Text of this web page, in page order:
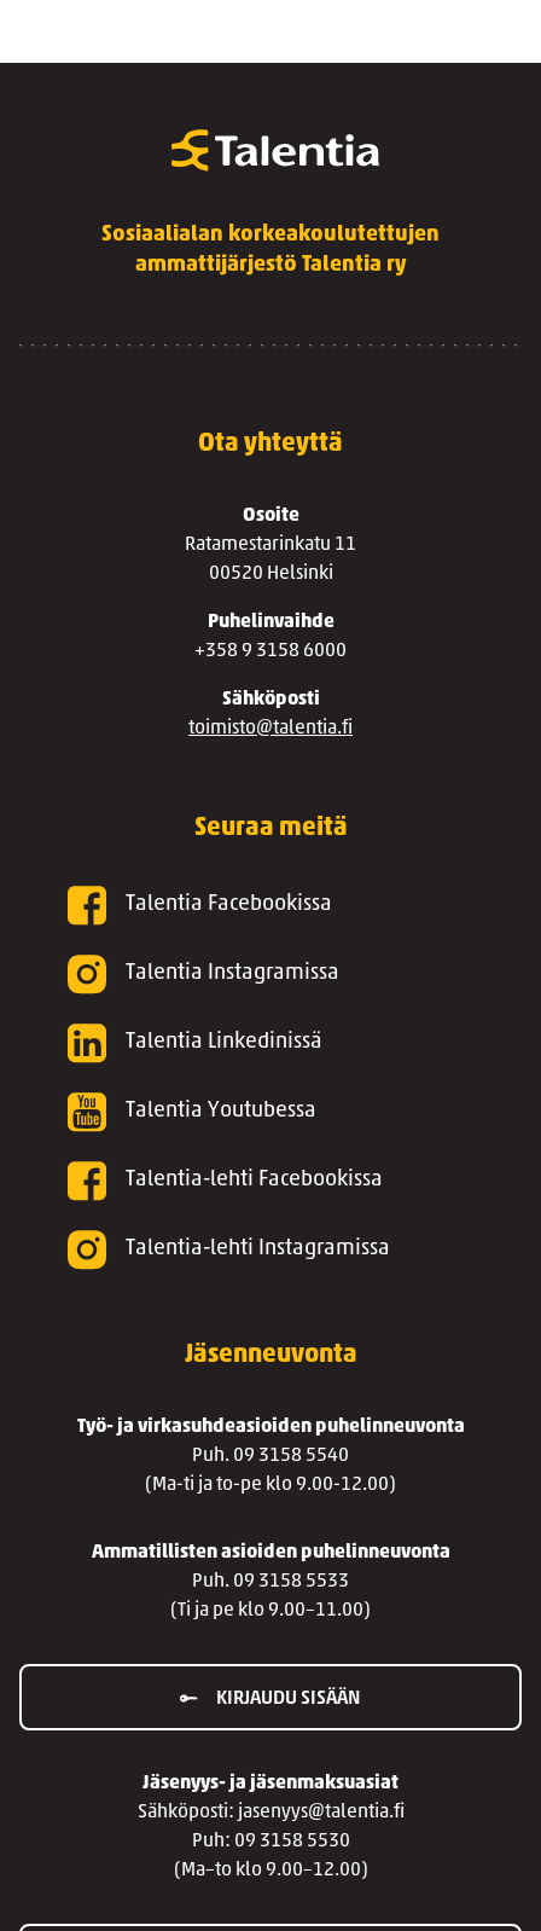
Sosiaalialan korkeakoulutettujen
ammattijärjestö Talentia ry
Ota yhteyttä
Osoite
Ratamestarinkatu 11
00520 Helsinki
Puhelinvaihde
+358 9 3158 6000
Sähköposti
toimisto@talentia.fi
Seuraa meitä
Talentia Facebookissa
Talentia Instagramissa
Talentia Linkedinissä
Talentia Youtubessa
Talentia-lehti Facebookissa
Talentia-lehti Instagramissa
Jäsenneuvonta
Työ- ja virkasuhdeasioiden puhelinneuvonta
Puh. 09 3158 5540
(Ma-ti ja to-pe klo 9.00-12.00)
Ammatillisten asioiden puhelinneuvonta
Puh. 09 3158 5533
(Ti ja pe klo 9.00–11.00)
KIRJAUDU SISÄÄN
Jäsenyys- ja jäsenmaksuasiat
Sähköposti: jasenyys@talentia.fi
Puh: 09 3158 5530
(Ma–to klo 9.00–12.00)